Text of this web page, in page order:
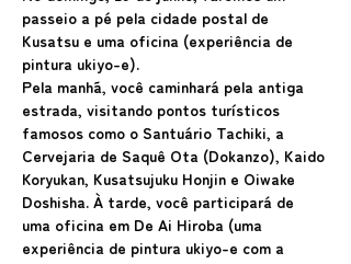
passeio a pé pela cidade postal de
Kusatsu e uma oficina (experiência de
pintura ukiyo-e).
Pela manhã, você caminhará pela antiga
estrada, visitando pontos turísticos
famosos como o Santuário Tachiki, a
Cervejaria de Saquê Ota (Dokanzo), Kaido
Koryukan, Kusatsujuku Honjin e Oiwake
Doshisha. À tarde, você participará de
uma oficina em De Ai Hiroba (uma
experiência de pintura ukiyo-e com a